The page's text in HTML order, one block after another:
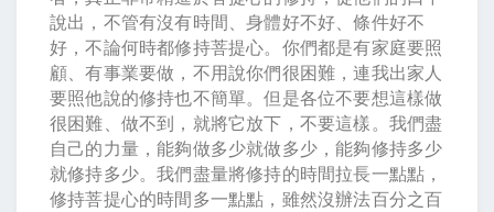
說出，不管有沒有時間、身體好不好、條件好不
好，不論何時都修持菩提心。你們都是有家庭要照
顧、有事業要做，不用說你們很困難，連我出家人
要照他說的修持也不簡單。但是各位不要想這樣做
很困難、做不到，就將它放下，不要這樣。我們盡
自己的力量，能夠做多少就做多少，能夠修持多少
就修持多少。我們盡量將修持的時間拉長一點點，
修持菩提心的時間多一點點，雖然沒辦法百分之百